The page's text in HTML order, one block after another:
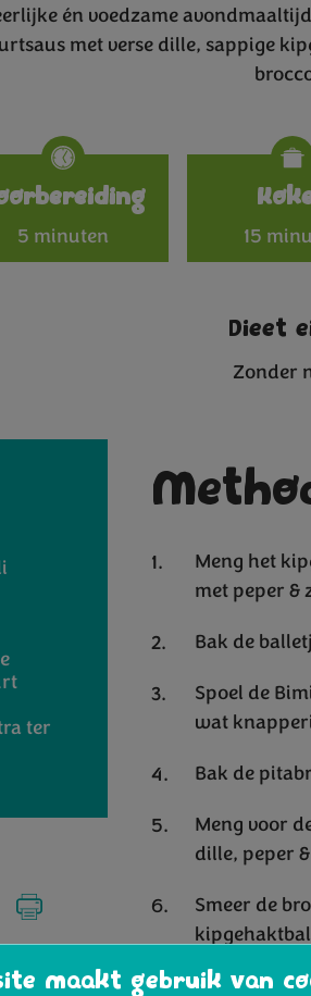
én voedzame
met verse dille, sappige
5 minuten
15
Dieet
Zonder
ter
Meng het
met peper &
Bak de
Spoel de
wat
Bak de
Meng voor
dille, peper
Smeer de
scheutje
maakt gebruik van